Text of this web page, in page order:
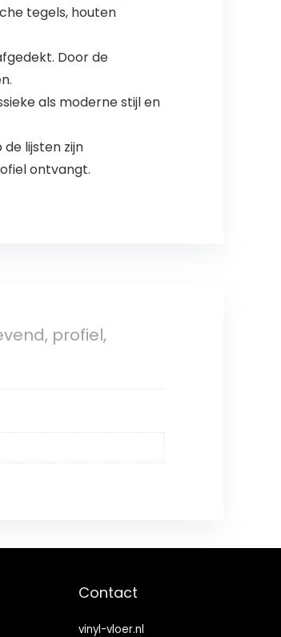
tegels, houten
Door de
als moderne stijl en
lijsten zijn
ontvangt.
profiel,
Contact
vinyl-vloer.nl